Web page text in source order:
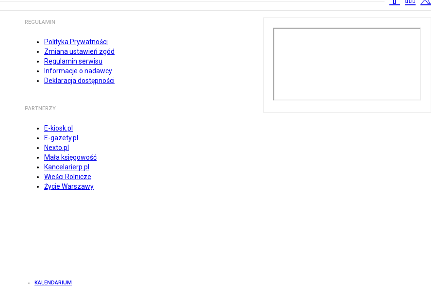
REGULAMIN
Polityka Prywatności
Zmiana ustawień zgód
Regulamin serwisu
Informacje o nadawcy
Deklaracja dostępności
PARTNERZY
E-kiosk.pl
E-gazety.pl
Nexto.pl
Mała księgowość
Kancelarierp.pl
Wieści Rolnicze
Życie Warszawy
KALENDARIUM